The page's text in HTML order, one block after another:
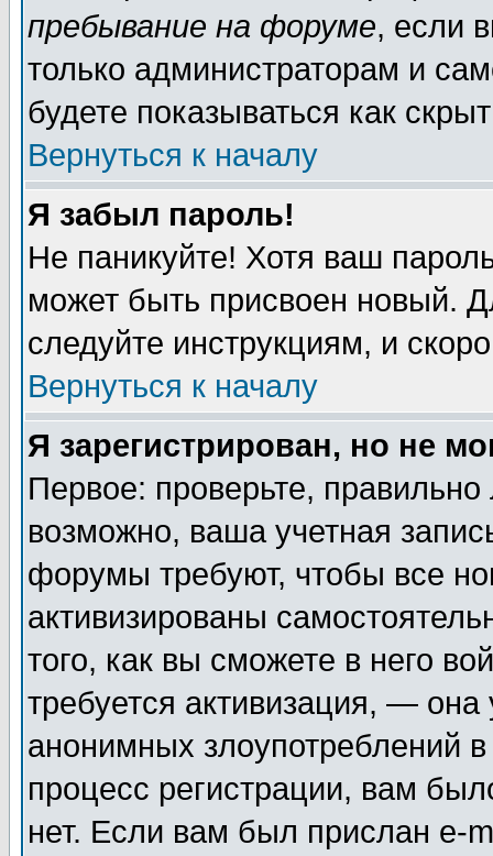
пребывание на форуме, если
только администраторам и
будете показываться как
Вернуться к началу
Я забыл пароль!
Не паникуйте! Хотя ваш
может быть присвоен новый.
следуйте инструкциям, и
Вернуться к началу
Я зарегистрирован, но не
Первое: проверьте,
возможно, ваша учетная
форумы требуют, чтобы все
активизированы
того, как вы сможете в него
требуется активизация, —
анонимных злоупотреблений
процесс регистрации, вам
нет. Если вам был прислан e-